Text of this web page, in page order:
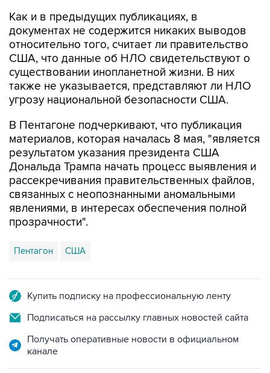
Как и в предыдущих публикациях, в
документах не содержится никаких выводов
относительно того, считает ли правительство
США, что данные об НЛО свидетельствуют о
существовании инопланетной жизни. В них
также не указывается, представляют ли НЛО
угрозу национальной безопасности США.
В Пентагоне подчеркивают, что публикация
материалов, которая началась 8 мая, "является
результатом указания президента США
Дональда Трампа начать процесс выявления и
рассекречивания правительственных файлов,
связанных с неопознанными аномальными
явлениями, в интересах обеспечения полной
прозрачности".
Пентагон США
Купить подписку на профессиональную ленту
Подписаться на рассылку главных новостей сайта
Получать оперативные новости в официальном
канале